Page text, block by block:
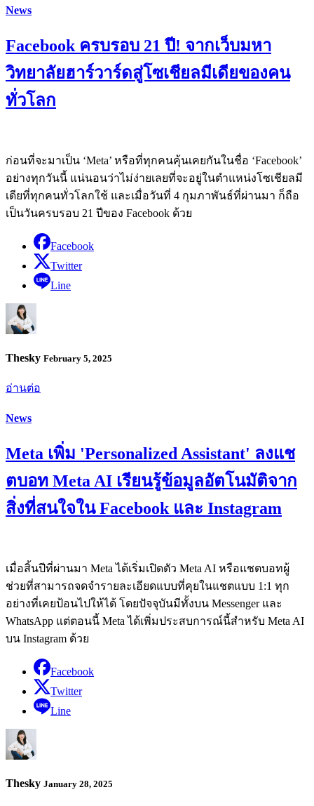
News
Facebook ครบรอบ 21 ปี! จากเว็บมหา
วิทยาลัยฮาร์วาร์ดสู่โซเชียลมีเดียของคน
ทั่วโลก
ก่อนที่จะมาเป็น ‘Meta’ หรือที่ทุกคนคุ้นเคยกันในชื่อ ‘Facebook’
อย่างทุกวันนี้ แน่นอนว่าไม่ง่ายเลยที่จะอยู่ในตำแหน่งโซเชียลมี
เดียที่ทุกคนทั่วโลกใช้ และเมื่อวันที่ 4 กุมภาพันธ์ที่ผ่านมา ก็ถือ
เป็นวันครบรอบ 21 ปีของ Facebook ด้วย
Facebook
Twitter
Line
Thesky February 5, 2025
อ่านต่อ
News
Meta เพิ่ม 'Personalized Assistant' ลงแช
ตบอท Meta AI เรียนรู้ข้อมูลอัตโนมัติจาก
สิ่งที่สนใจใน Facebook และ Instagram
เมื่อสิ้นปีที่ผ่านมา Meta ได้เริ่มเปิดตัว Meta AI หรือแชตบอทผู้
ช่วยที่สามารถจดจำรายละเอียดแบบที่คุยในแชตแบบ 1:1 ทุก
อย่างที่เคยป้อนไปให้ได้ โดยปัจจุบันมีทั้งบน Messenger และ
WhatsApp แต่ตอนนี้ Meta ได้เพิ่มประสบการณ์นี้สำหรับ Meta AI
บน Instagram ด้วย
Facebook
Twitter
Line
Thesky January 28, 2025